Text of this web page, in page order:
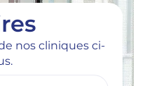
nos cliniques ci-